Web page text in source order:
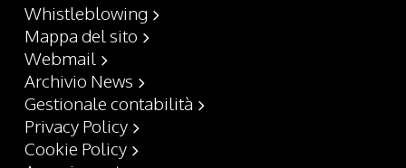
Whistleblowing
Mappa del sito
Webmail
Archivio News
Gestionale contabilità
Privacy Policy
Cookie Policy